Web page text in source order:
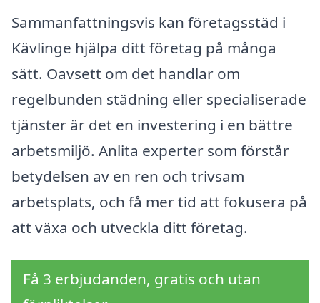
Sammanfattningsvis kan företagsstäd i
Kävlinge hjälpa ditt företag på många
sätt. Oavsett om det handlar om
regelbunden städning eller specialiserade
tjänster är det en investering i en bättre
arbetsmiljö. Anlita experter som förstår
betydelsen av en ren och trivsam
arbetsplats, och få mer tid att fokusera på
att växa och utveckla ditt företag.
Få 3 erbjudanden, gratis och utan